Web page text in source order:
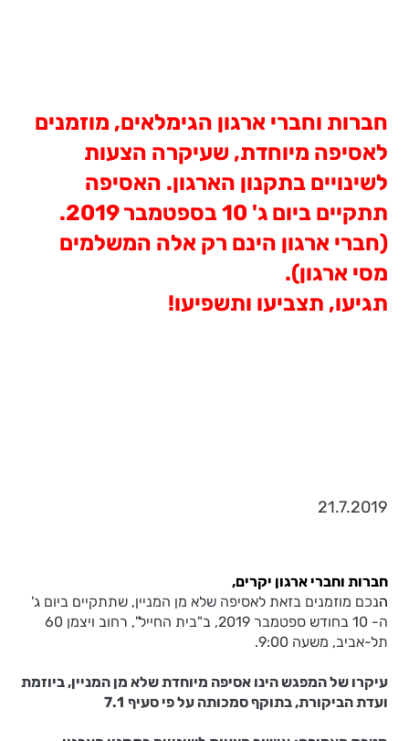
חברות וחברי ארגון הגימלאים, מוזמנים
לאסיפה מיוחדת, שעיקרה הצעות
לשינויים בתקנון הארגון. האסיפה
תתקיים ביום ג' 10 בספטמבר 2019.
(חברי ארגון הינם רק אלה המשלמים
מסי ארגון).
תגיעו, תצביעו ותשפיעו!
21.7.2019
חברות וחברי ארגון יקרים,
הנכם מוזמנים בזאת לאסיפה שלא מן המניין, שתתקיים ביום ג'
ה- 10 בחודש ספטמבר 2019, ב"בית החייל", רחוב ויצמן 60
תל-אביב, משעה 9:00.
עיקרו של המפגש הינו אסיפה מיוחדת שלא מן המניין, ביוזמת
ועדת הביקורת, בתוקף סמכותה על פי סעיף 7.1